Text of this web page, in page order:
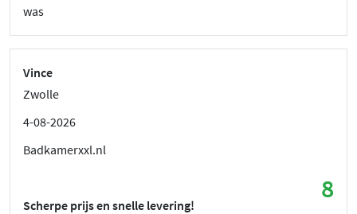
was
Vince
Zwolle
4-08-2026
Badkamerxxl.nl
8
Scherpe prijs en snelle levering!